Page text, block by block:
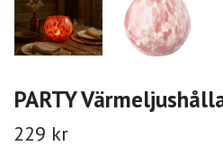
PARTY
229 kr